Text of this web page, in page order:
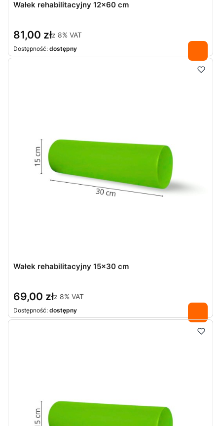
Wałek rehabilitacyjny 12x60 cm
81,00 złz 8% VAT
Dostępność: dostępny
Wałek rehabilitacyjny 15x30 cm
69,00 złz 8% VAT
Dostępność: dostępny